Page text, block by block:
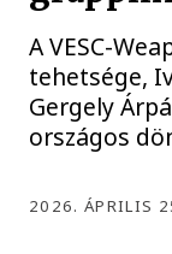
A VESC-
tehetsége,
Gergely
országos
2026. ÁPRILIS